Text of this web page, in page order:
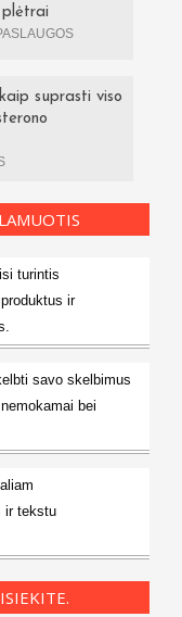
plėtrai
suprasti viso
turintis
ir
savo skelbimus
bei
ir tekstu